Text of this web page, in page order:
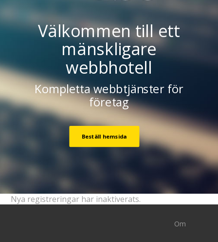
Välkommen till ett
mänskligare
webbhotell
Kompletta webbtjänster för
företag
Beställ hemsida
Nya registreringar har inaktiverats.
Om